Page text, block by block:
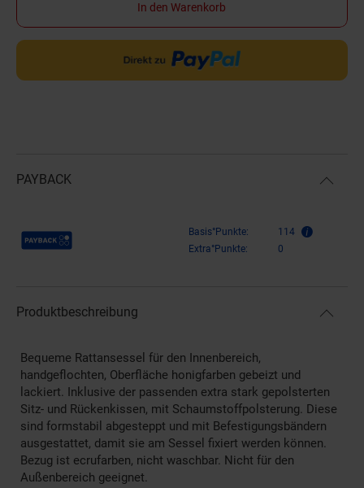
In den Warenkorb
PAYBACK
Payback Punkte Basis°Punkte:
114
Extra°Punkte:
0
Produktbeschreibung
Bequeme Rattansessel für den Innenbereich,
handgeflochten, Oberfläche honigfarben gebeizt und
lackiert. Inklusive der passenden extra stark gepolsterten
Sitz- und Rückenkissen, mit Schaumstoffpolsterung. Diese
sind formstabil abgesteppt und mit Befestigungsbändern
ausgestattet, damit sie am Sessel fixiert werden können.
Bezug ist ecrufarben, nicht waschbar. Nicht für den
Außenbereich geeignet.